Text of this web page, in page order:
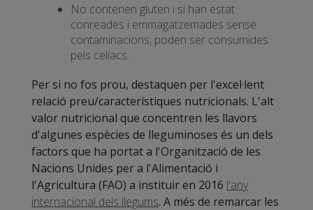
No contenen gluten i si han estat
conreades i emmagatzemades sense
contaminacions, poden ser consumides
pels celíacs.
Per si no fos prou, destaquen per l'excel·lent
relació preu/característiques nutricionals. L'alt
valor nutricional que concentren les llavors
d'algunes espècies de lleguminoses és un dels
factors que ha portat a l'Organització de les
Nacions Unides per a l'Alimentació i
l'Agricultura (FAO) a instituir en 2016 l'any
internacional dels llegums. A més de remarcar les